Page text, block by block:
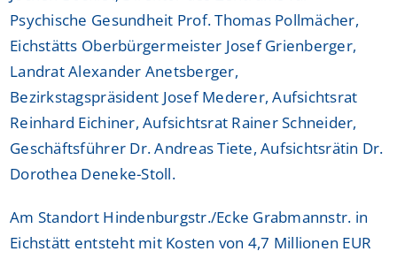
Psychische Gesundheit Prof. Thomas Pollmächer,
Eichstätts Oberbürgermeister Josef Grienberger,
Landrat Alexander Anetsberger,
Bezirkstagspräsident Josef Mederer, Aufsichtsrat
Reinhard Eichiner, Aufsichtsrat Rainer Schneider,
Geschäftsführer Dr. Andreas Tiete, Aufsichtsrätin Dr.
Dorothea Deneke-Stoll.
Am Standort Hindenburgstr./Ecke Grabmannstr. in
Eichstätt entsteht mit Kosten von 4,7 Millionen EUR